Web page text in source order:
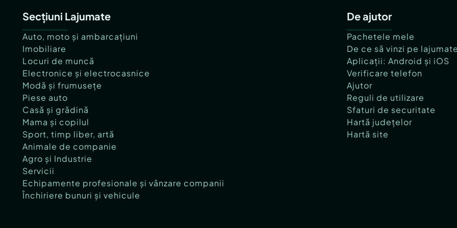
Secțiuni Lajumate
Auto, moto și ambarcațiuni
Imobiliare
Locuri de muncă
Electronice și electrocasnice
Modă și frumusețe
Piese auto
Casă și grădină
Mama și copilul
Sport, timp liber, artă
Animale de companie
Agro și Industrie
Servicii
Echipamente profesionale și vânzare companii
Închiriere bunuri și vehicule
De ajutor
Pachetele mele
De ce să vinzi pe
Aplicații: Android și iOS
Verificare telefon
Ajutor
Reguli de utilizare
Sfaturi de securitate
Hartă județelor
Hartă site